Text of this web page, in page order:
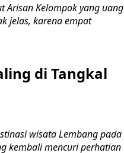
Arisan Kelompok yang uang
jelas, karena empat
di Tangkal
wisata Lembang pada
kembali mencuri perhatian